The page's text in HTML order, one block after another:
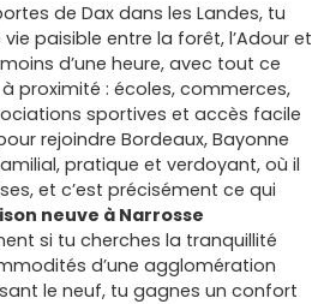
de Dax dans les Landes, tu
paisible entre la forêt, l’Adour et
d’une heure, avec tout ce
proximité : écoles, commerces,
sportives et accès facile
rejoindre Bordeaux, Bayonne
pratique et verdoyant, où il
et c’est précisément ce qui
neuve à Narrosse
si tu cherches la tranquillité
d’une agglomération
le neuf, tu gagnes un confort